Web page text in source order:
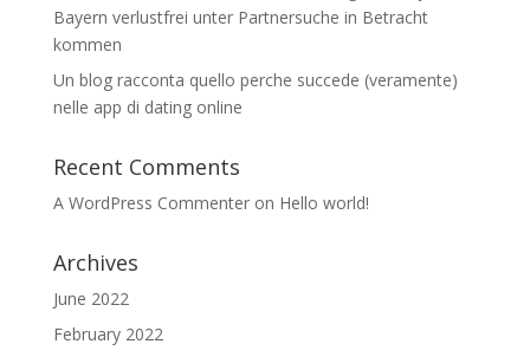
Bayern verlustfrei unter Partnersuche in Betracht
kommen
Un blog racconta quello perche succede (veramente)
nelle app di dating online
Recent Comments
A WordPress Commenteron Hello world!
Archives
June 2022
February 2022